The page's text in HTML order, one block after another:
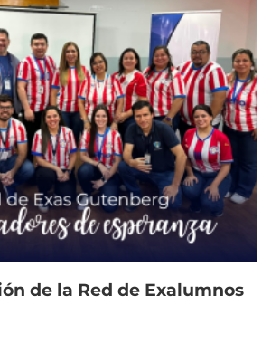
de la Red de Exalumnos